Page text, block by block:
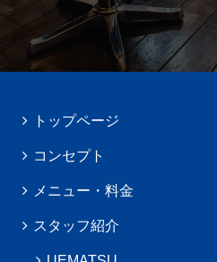
トップページ
コンセプト
メニュー・料金
スタッフ紹介